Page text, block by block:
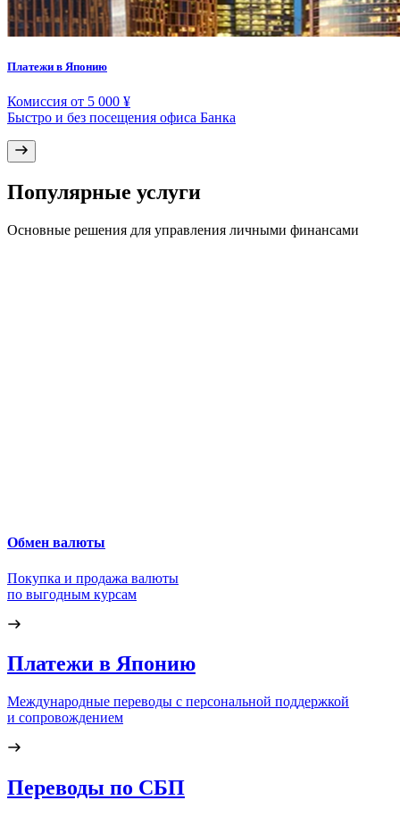
Платежи в Японию
Комиссия от 5 000 ¥
Быстро и без посещения офиса Банка
Популярные услуги
Основные решения для управления личными финансами
Обмен валюты
Покупка и продажа валюты
по выгодным курсам
Платежи в Японию
Международные переводы с персональной поддержкой
и сопровождением
Переводы по СБП